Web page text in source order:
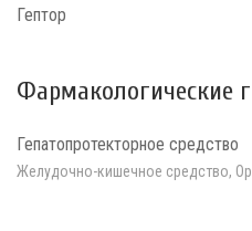
Гептор
Фармакологические
Гепатопротекторное средство
Желудочно-кишечное средство,